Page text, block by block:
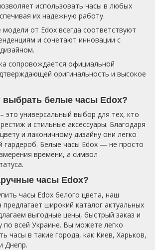
использовать часы в любых
их надежную работу.
от Edox всегда соответствуют
и сочетают инновации с
сопровождается официальной
оригинальность и высокое
выбрать белые часы Edox?
это универсальный выбор для тех, кто
и стильные аксессуары. Благодаря
и лаконичному дизайну они легко
Белые часы Edox — не просто
времени, а символ
часы Edox?
часы Edox белого цвета, наш
предлагает широкий каталог актуальных
выгодные цены, быстрый заказ и
по всей Украине. Вы можете легко
часы в такие города, как Киев, Харьков,
Днепр.